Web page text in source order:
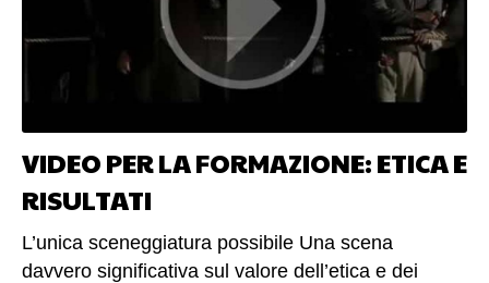
VIDEO PER LA FORMAZIONE: ETICA E
RISULTATI
L’unica sceneggiatura possibile Una scena
davvero significativa sul valore dell’etica e dei